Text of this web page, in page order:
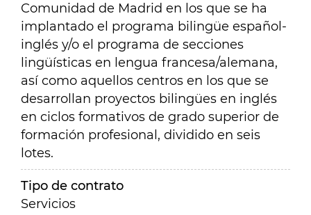
Comunidad de Madrid en los que se ha
implantado el programa bilingüe español-
inglés y/o el programa de secciones
lingüísticas en lengua francesa/alemana,
así como aquellos centros en los que se
desarrollan proyectos bilingües en inglés
en ciclos formativos de grado superior de
formación profesional, dividido en seis
lotes.
Tipo de contrato
Servicios